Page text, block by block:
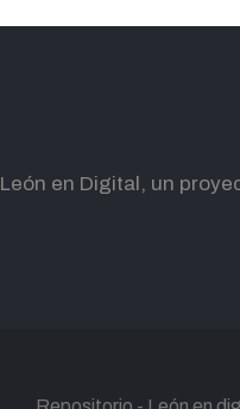
León en Digital, un